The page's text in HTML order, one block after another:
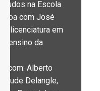
na Escola
com José
a licenciatura em
ensino da
com: Alberto
Delangle,